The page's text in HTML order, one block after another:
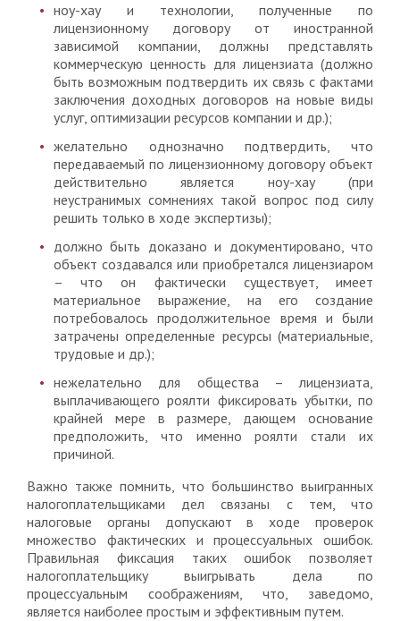
ноу-хау и технологии, полученные по
лицензионному договору от иностранной
зависимой компании, должны представлять
коммерческую ценность для лицензиата (должно
быть возможным подтвердить их связь с фактами
заключения доходных договоров на новые виды
услуг, оптимизации ресурсов компании и др.);
желательно однозначно подтвердить, что
передаваемый по лицензионному договору объект
действительно является ноу-хау (при
неустранимых сомнениях такой вопрос под силу
решить только в ходе экспертизы);
должно быть доказано и документировано, что
объект создавался или приобретался лицензиаром
– что он фактически существует, имеет
материальное выражение, на его создание
потребовалось продолжительное время и были
затрачены определенные ресурсы (материальные,
трудовые и др.);
нежелательно для общества – лицензиата,
выплачивающего роялти фиксировать убытки, по
крайней мере в размере, дающем основание
предположить, что именно роялти стали их
причиной.
Важно также помнить, что большинство выигранных
налогоплательщиками дел связаны с тем, что
налоговые органы допускают в ходе проверок
множество фактических и процессуальных ошибок.
Правильная фиксация таких ошибок позволяет
налогоплательщику выигрывать дела по
процессуальным соображениям, что, заведомо,
является наиболее простым и эффективным путем.